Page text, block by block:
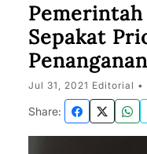
Sepakat
Jul 31, 2021 Editorial •
Share: